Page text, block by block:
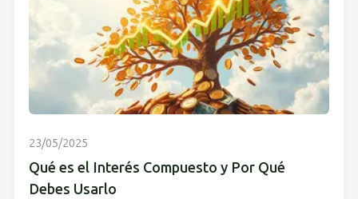
23/05/2025
Qué es el Interés Compuesto y Por Qué
Debes Usarlo